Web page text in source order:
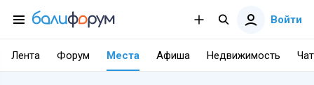
Войти
Лента Форум Места Афиша Недвижимость Чат